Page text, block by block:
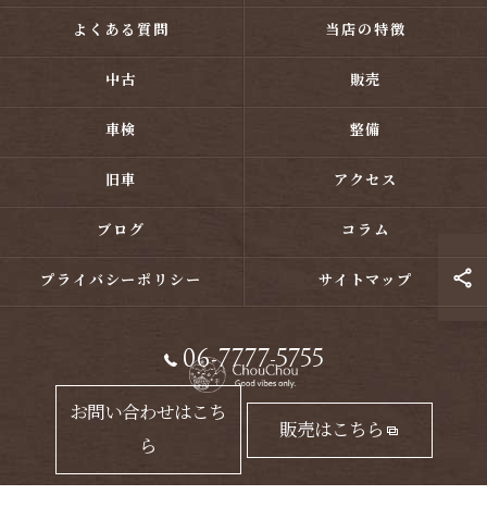
06-7777-5755
お問い合わせはこち
ら
販売はこちら
よくある質問 当店の特徴
中古 販売
車検 整備
旧車 アクセス
ブログ コラム
プライバシーポリシー サイトマップ